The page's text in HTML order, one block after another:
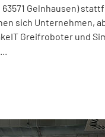
Gelnhausen)
sich Unternehmen,
Greifroboter und